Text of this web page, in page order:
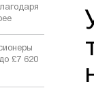
£7 620